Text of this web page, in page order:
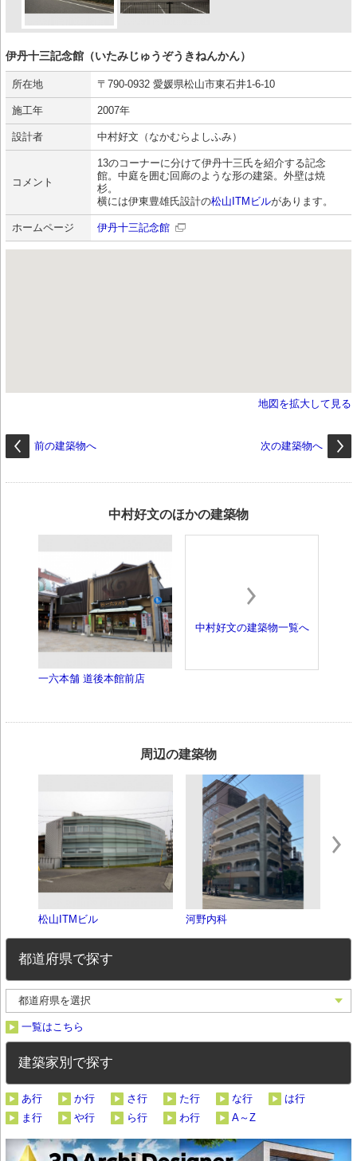
伊丹十三記念館（いたみじゅうぞうきねんかん）
所在地 〒790-0932 愛媛県松山市東石井1-6-10
施工年 2007年
設計者 中村好文（なかむらよしふみ）
コメント
13のコーナーに分けて伊丹十三氏を紹介する記念
館。中庭を囲む回廊のような形の建築。外壁は焼
杉。
横には伊東豊雄氏設計の松山ITMビルがあります。
ホームページ 伊丹十三記念館
地図を拡大して見る
前の建築物へ 次の建築物へ
中村好文のほかの建築物
一六本舗 道後本館前店
中村好文の建築物一覧へ
周辺の建築物
松山ITMビル 河野内科
都道府県で探す
一覧はこちら
建築家別で探す
あ行 か行 さ行 た行 な行
は行
ま行
や行 ら行 わ行 A～Z